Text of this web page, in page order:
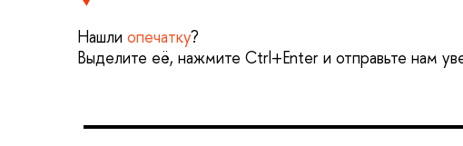
Нашли опечатку?
Выделите её, нажмите Ctrl+Enter и отправьте нам